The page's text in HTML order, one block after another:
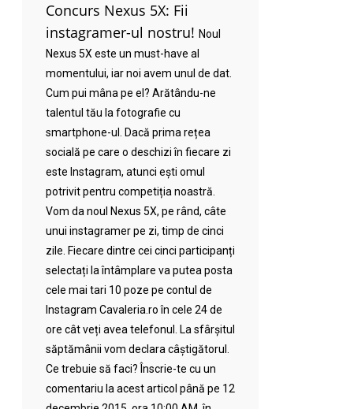
Concurs Nexus 5X: Fii
instagramer-ul nostru! Noul
Nexus 5X este un must-have al
momentului, iar noi avem unul de dat.
Cum pui mâna pe el? Arătându-ne
talentul tău la fotografie cu
smartphone-ul. Dacă prima rețea
socială pe care o deschizi în fiecare zi
este Instagram, atunci ești omul
potrivit pentru competiția noastră.
Vom da noul Nexus 5X, pe rând, câte
unui instagramer pe zi, timp de cinci
zile. Fiecare dintre cei cinci participanți
selectați la întâmplare va putea posta
cele mai tari 10 poze pe contul de
Instagram Cavaleria.ro în cele 24 de
ore cât veți avea telefonul. La sfârșitul
săptămânii vom declara câștigătorul.
Ce trebuie să faci? Înscrie-te cu un
comentariu la acest articol până pe 12